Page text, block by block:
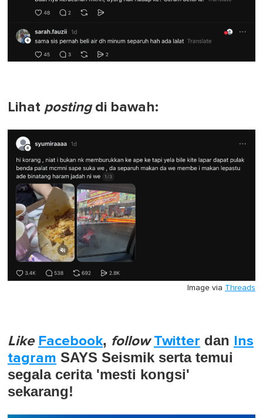
Lihat postingdi bawah:
Image via Threads
Like Facebook, follow Twitter dan Ins
tagram SAYS Seismik serta temui
segala cerita 'mesti kongsi'
sekarang!